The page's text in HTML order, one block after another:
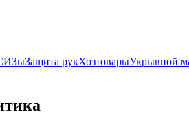
Защита рукХозтоварыУкрывной